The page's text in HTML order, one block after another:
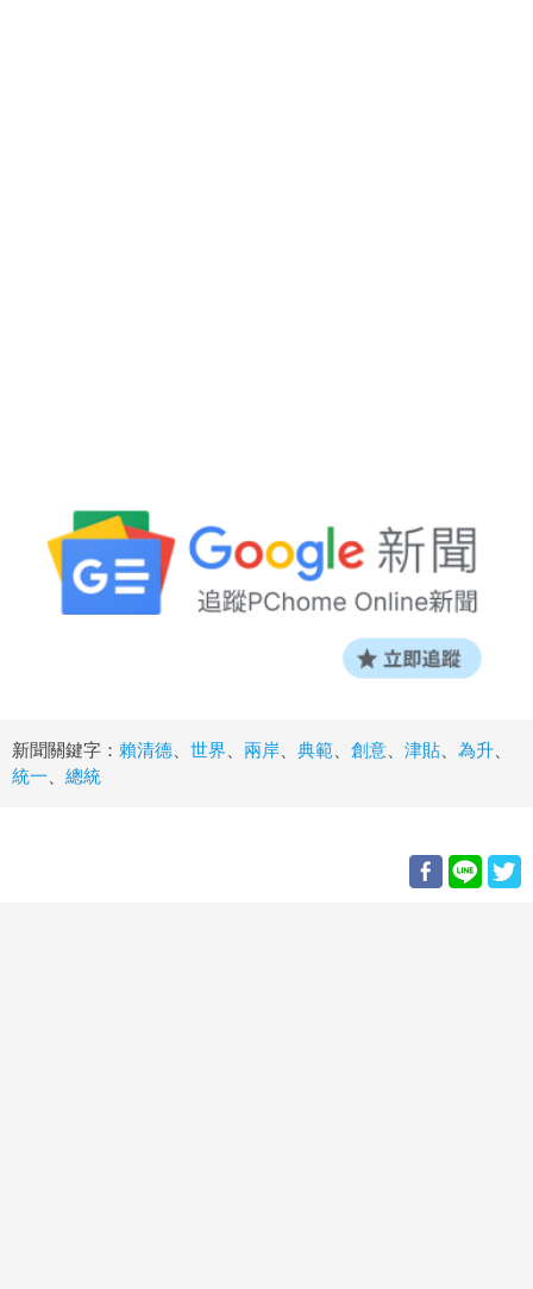
新聞關鍵字： 賴清德 世界 兩岸 典範 創意 津貼 為升
統一
總統